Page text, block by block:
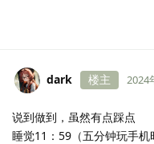
dark 楼主 2024
说到做到，虽然有点踩点
睡觉11：59（五分钟玩手